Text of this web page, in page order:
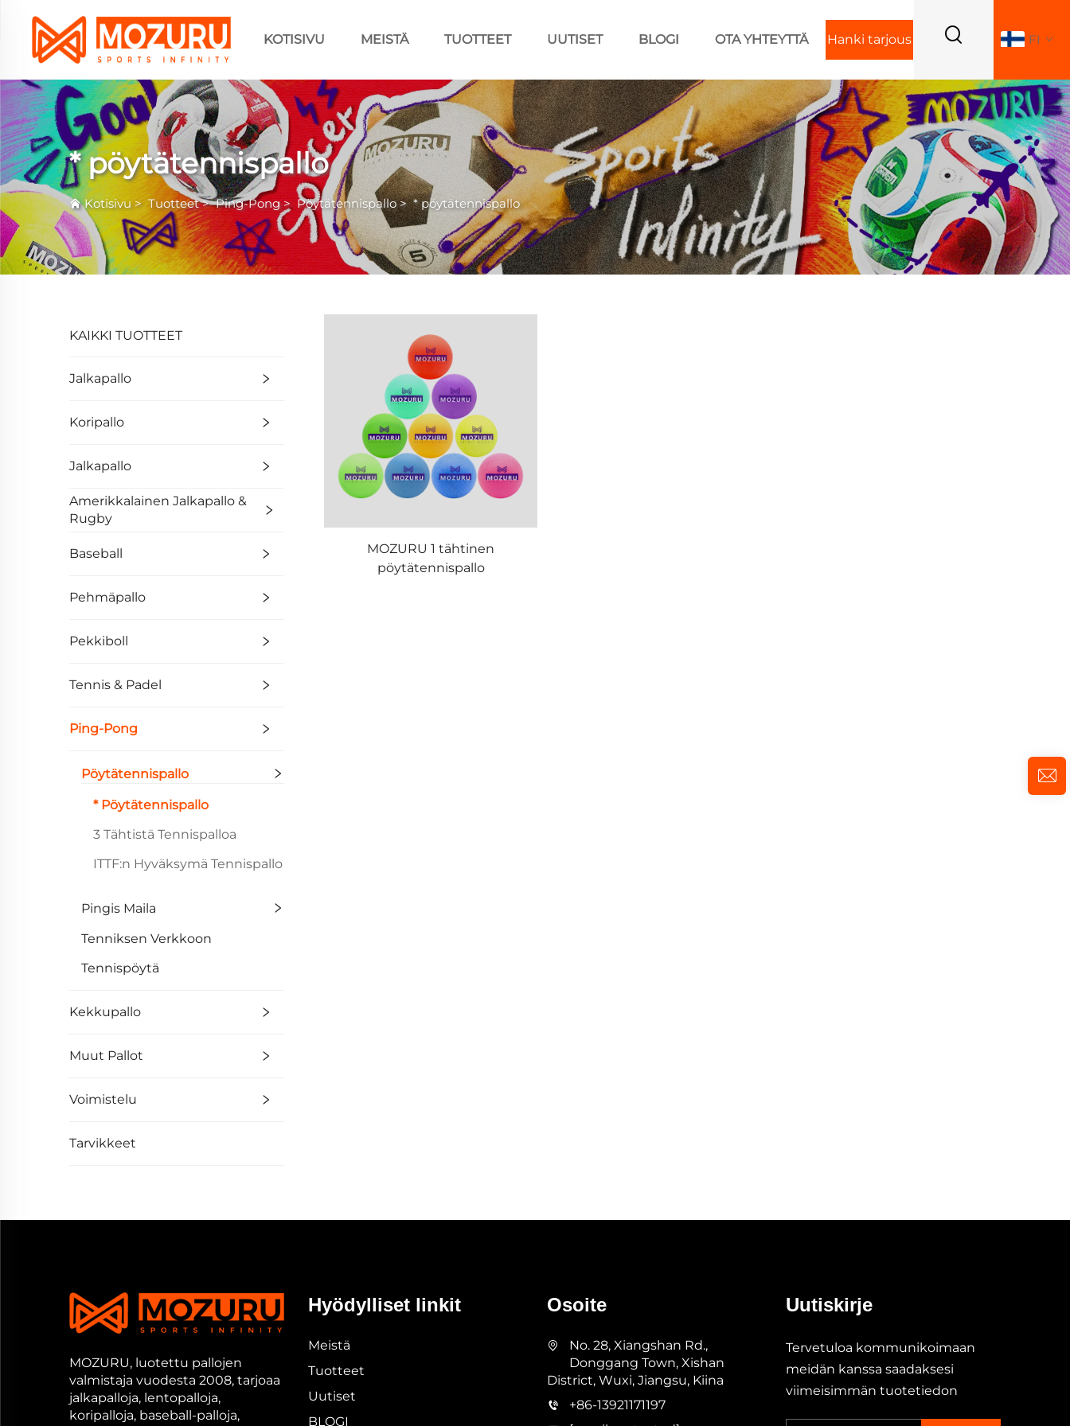
KOTISIVU MEISTÄ TUOTTEET UUTISET BLOGI OTA YHTEYTTÄ Hanki tarjous FI
* pöytätennispallo
Kotisivu>Tuotteet>Ping-Pong>Pöytätennispallo>* pöytätennispallo
KAIKKI TUOTTEET
Jalkapallo
Koripallo
Jalkapallo
Amerikkalainen Jalkapallo &
Rugby
Baseball
Pehmäpallo
Pekkiboll
Tennis & Padel
Ping-Pong
Pöytätennispallo
* Pöytätennispallo
3 Tähtistä Tennispalloa
ITTF:n Hyväksymä Tennispallo
Pingis Maila
Tenniksen Verkkoon
Tennispöytä
Kekkupallo
Muut Pallot
Voimistelu
Tarvikkeet
MOZURU 1 tähtinen
pöytätennispallo
MOZURU, luotettu pallojen
valmistaja vuodesta 2008, tarjoaa
jalkapalloja, lentopalloja,
koripalloja, baseball-palloja,
Hyödylliset linkit
Meistä
Tuotteet
Uutiset
BLOGI
Osoite
No. 28, Xiangshan Rd.,
Donggang Town, Xishan
District, Wuxi, Jiangsu, Kiina
+86-13921171197
Uutiskirje
Tervetuloa kommunikoimaan
meidän kanssa saadaksesi
viimeisimmän tuotetiedon